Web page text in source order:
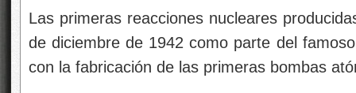
Las primeras reacciones nucleares
de diciembre de 1942 como parte del
con la fabricación de las primeras bombas